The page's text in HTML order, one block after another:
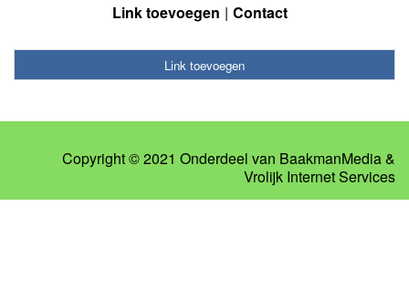
Link toevoegen Contact
Link toevoegen
Copyright © 2021 Onderdeel van BaakmanMedia&
Vrolijk Internet Services